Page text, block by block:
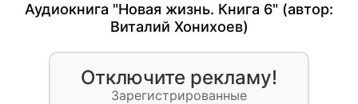
Аудиокнига "Новая жизнь. Книга 6" (автор:
Виталий Хонихоев)
Отключите рекламу!
Зарегистрированные